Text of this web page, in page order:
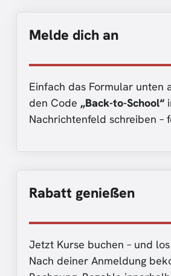
Melde dich an
Einfach das Formular unten
den Code „Back-to-School“
Nachrichtenfeld schreiben –
Rabatt genießen
Jetzt Kurse buchen – und los
Nach deiner Anmeldung